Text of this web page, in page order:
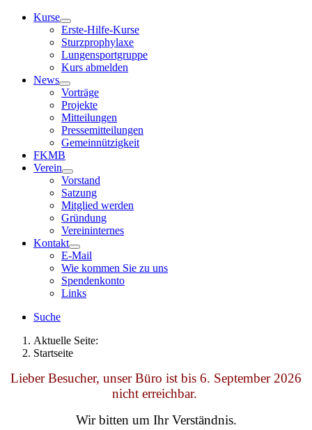
Kurse
Erste-Hilfe-Kurse
Sturzprophylaxe
Lungensportgruppe
Kurs abmelden
News
Vorträge
Projekte
Mitteilungen
Pressemitteilungen
Gemeinnützigkeit
FKMB
Verein
Vorstand
Satzung
Mitglied werden
Gründung
Vereininternes
Kontakt
E-Mail
Wie kommen Sie zu uns
Spendenkonto
Links
Suche
Aktuelle Seite:
Startseite
Lieber Besucher, unser Büro ist bis 6. September 2026
nicht erreichbar.
Wir bitten um Ihr Verständnis.